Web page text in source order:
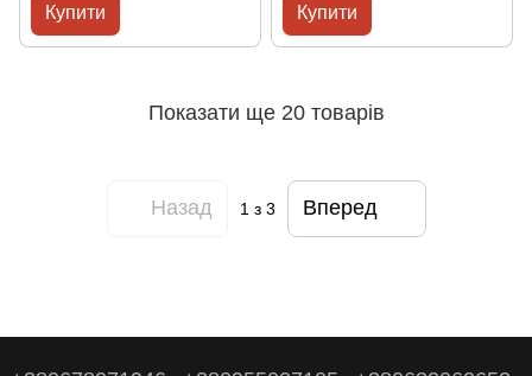
Купити Купити
Показати ще 20 товарів
Назад 1 з 3 Вперед